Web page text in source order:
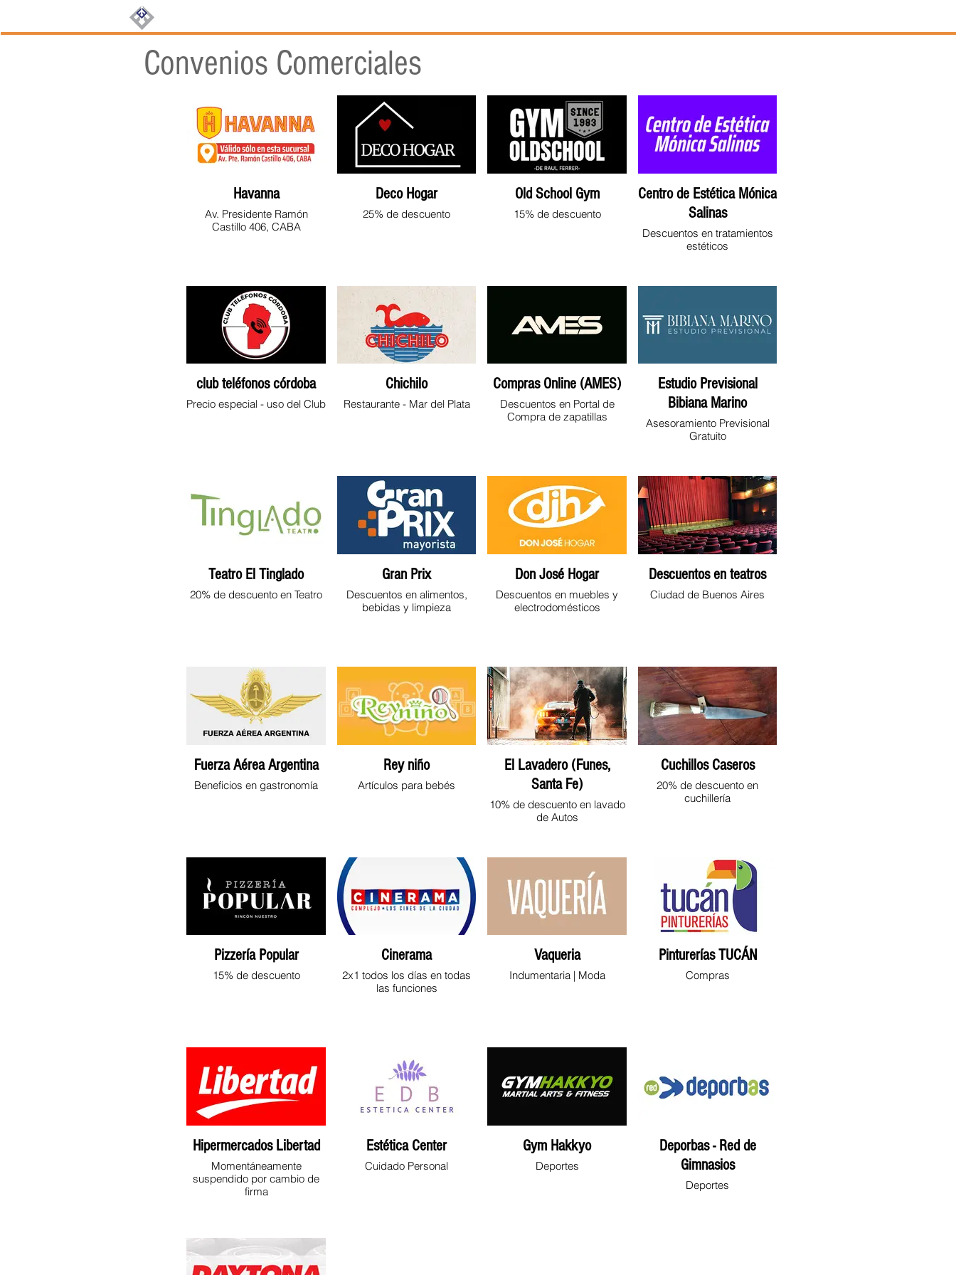
Convenios Comerciales
Havanna
Av. Presidente Ramón
Castillo 406, CABA
Deco Hogar
25% de descuento
Old School Gym
15% de descuento
Centro de Estética Mónica
Salinas
Descuentos en tratamientos
estéticos
club teléfonos córdoba
Precio especial - uso del Club
Chichilo
Restaurante - Mar del Plata
Compras Online (AMES)
Descuentos en Portal de
Compra de zapatillas
Estudio Previsional
Bibiana Marino
Asesoramiento Previsional
Gratuito
Teatro El Tinglado
20% de descuento en Teatro
Gran Prix
Descuentos en alimentos,
bebidas y limpieza
Don José Hogar
Descuentos en muebles y
electrodomésticos
Descuentos en teatros
Ciudad de Buenos Aires
Fuerza Aérea Argentina
Beneficios en gastronomía
Rey niño
Artículos para bebés
El Lavadero (Funes,
Santa Fe)
10% de descuento en lavado
de Autos
Cuchillos Caseros
20% de descuento en
cuchillería
Pizzería Popular
15% de descuento
Cinerama
2x1 todos los días en todas
las funciones
Vaqueria
Indumentaria | Moda
Pinturerías TUCÁN
Compras
Hipermercados Libertad
Momentáneamente
suspendido por cambio de
firma
Estética Center
Cuidado Personal
Gym Hakkyo
Deportes
Deporbas - Red de
Gimnasios
Deportes